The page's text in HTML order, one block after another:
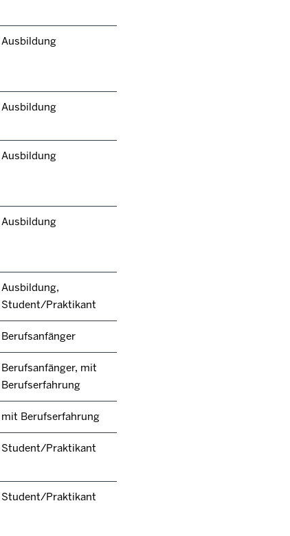
Ausbildung
Ausbildung
Ausbildung
Ausbildung
Ausbildung,
Student/Praktikant
Berufsanfänger
Berufsanfänger, mit
Berufserfahrung
mit Berufserfahrung
Student/Praktikant
Student/Praktikant